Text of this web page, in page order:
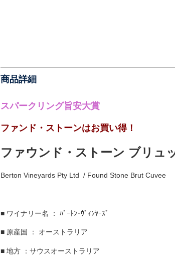
商品詳細
スパークリング旨安大賞
ファンド・ストーンはお買い得！
ファウンド・ストーン ブリュ
Berton Vineyards Pty Ltd / Found Stone Brut Cuvee
■ ワイナリー名 ： ﾊﾞｰﾄﾝ･ｳﾞｨﾝﾔｰｽﾞ
■ 原産国 ： オーストラリア
■ 地方 ：サウスオーストラリア